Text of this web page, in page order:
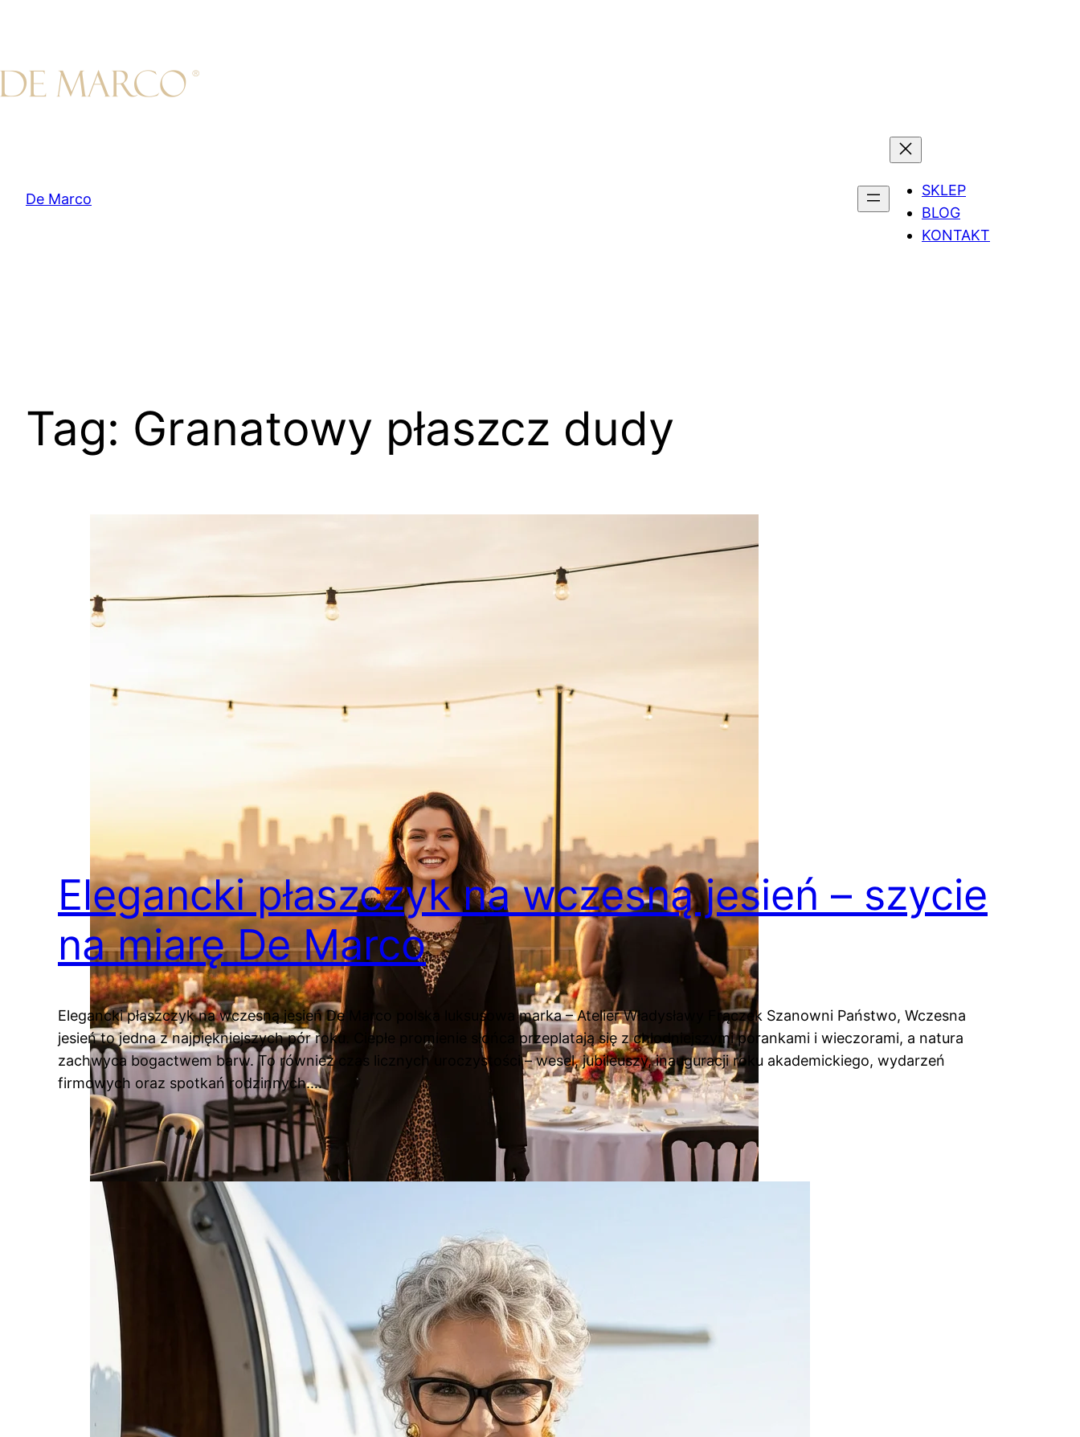
De Marco
SKLEP
BLOG
KONTAKT
Tag: Granatowy płaszcz dudy
Elegancki płaszczyk na wczesną jesień – szycie
na miarę De Marco
Elegancki płaszczyk na wczesną jesień De Marco polska luksusowa marka – Atelier Władysławy Frączek Szanowni Państwo, Wczesna
jesień to jedna z najpiękniejszych pór roku. Ciepłe promienie słońca przeplatają się z chłodniejszymi porankami i wieczorami, a natura
zachwyca bogactwem barw. To również czas licznych uroczystości – wesel, jubileuszy, inauguracji roku akademickiego, wydarzeń
firmowych oraz spotkań rodzinnych.…